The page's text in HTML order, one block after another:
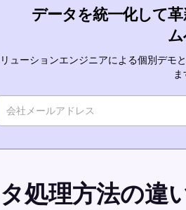
データを統一化して
ューションエンジニアによる個別デモ
ま
処理方法の違